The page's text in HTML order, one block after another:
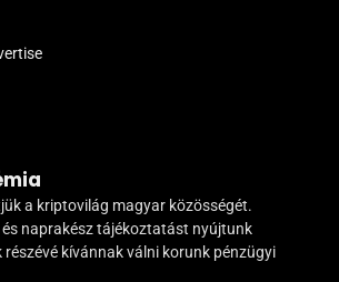
a kriptovilág magyar közösségét.
naprakész tájékoztatást nyújtunk
részévé kívánnak válni korunk pénzügyi